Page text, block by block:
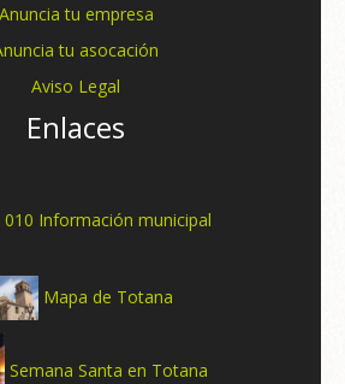
Anuncia tu empresa
tu asocación
Aviso Legal
Enlaces
010 Información municipal
Mapa de Totana
Semana Santa en Totana